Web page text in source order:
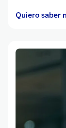
Quiero saber